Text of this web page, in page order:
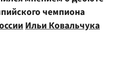
чемпиона
Ильи Ковальчука